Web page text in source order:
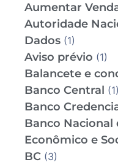
Aumentar
Autoridade
Dados (1)
Aviso prévio (1)
Balancete e
Banco Central (1)
Banco
Banco Nacional
Econômico e
BC (3)